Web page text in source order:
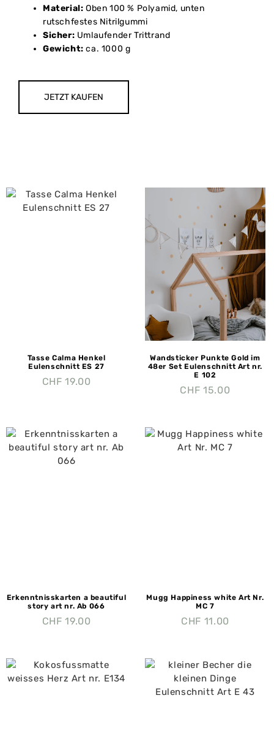
Material: Oben 100 % Polyamid, unten
rutschfestes Nitrilgummi
Sicher: Umlaufender Trittrand
Gewicht: ca. 1000 g
JETZT KAUFEN
Tasse Calma Henkel
Eulenschnitt ES 27
CHF 19.00
Wandsticker Punkte Gold im
48er Set Eulenschnitt Art nr.
E 102
CHF 15.00
Erkenntnisskarten a beautiful
story art nr. Ab 066
CHF 19.00
Mugg Happiness white Art Nr.
MC 7
CHF 11.00